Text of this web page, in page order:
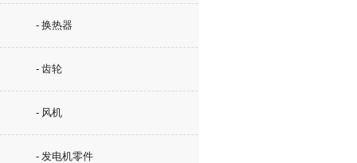
- 换热器
- 齿轮
- 风机
- 发电机零件